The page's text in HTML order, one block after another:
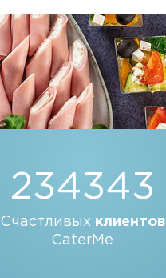
234343
Счастливых клиентов
CaterMe